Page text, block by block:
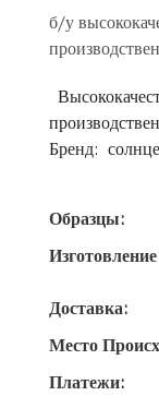
б/у
Бренд:
Образцы:
Доставка:
Место
Платежи: